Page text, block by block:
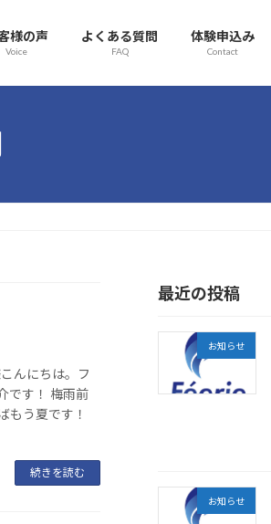
様の声
Voice
よくある質問
FAQ
体験申込み
Contact
んにちは。フ
です！ 梅雨前
もう夏です！
続きを読む
最近の投稿
お知らせ
お知らせ